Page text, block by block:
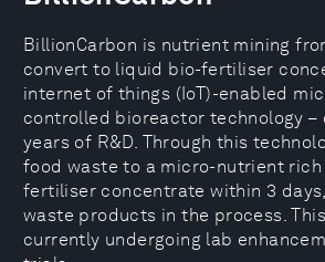
BillionCarbon is nutrient mining
convert to liquid bio-fertiliser
internet of things (IoT)-enabled
controlled bioreactor technology –
years of R&D. Through this
food waste to a micro-nutrient
fertiliser concentrate within 3
waste products in the process.
currently undergoing lab